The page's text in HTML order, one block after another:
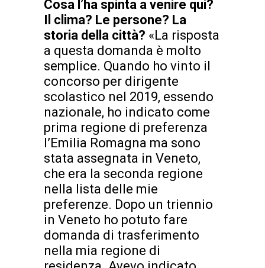
Cosa l’ha spinta a venire qui?
Il clima? Le persone? La
storia della città? «La risposta
a questa domanda è molto
semplice. Quando ho vinto il
concorso per dirigente
scolastico nel 2019, essendo
nazionale, ho indicato come
prima regione di preferenza
l’Emilia Romagna ma sono
stata assegnata in Veneto,
che era la seconda regione
nella lista delle mie
preferenze. Dopo un triennio
in Veneto ho potuto fare
domanda di trasferimento
nella mia regione di